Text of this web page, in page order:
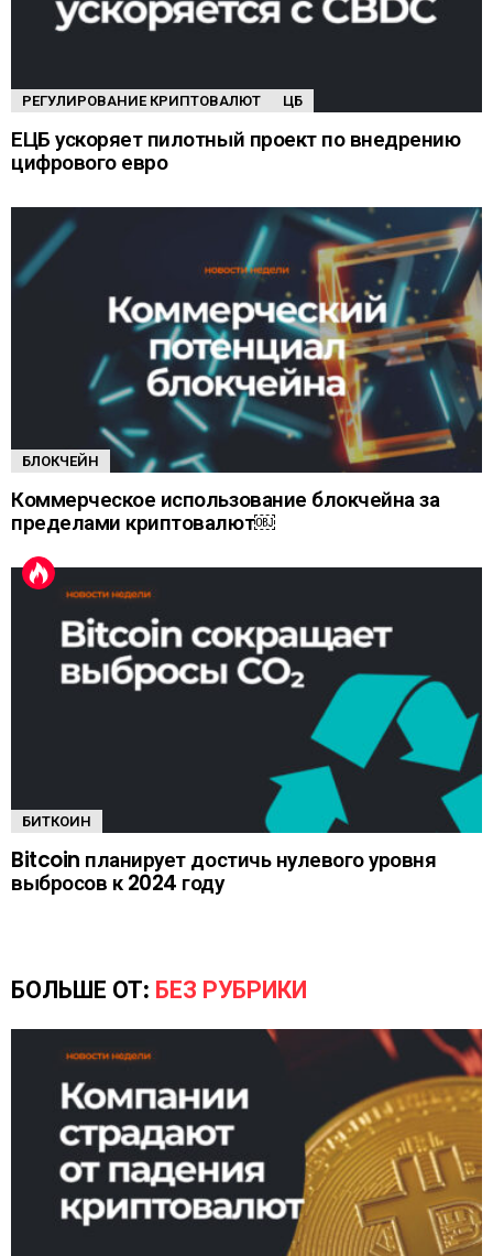
РЕГУЛИРОВАНИЕ КРИПТОВАЛЮТ ЦБ
ЕЦБ ускоряет пилотный проект по внедрению
цифрового евро
БЛОКЧЕЙН
Коммерческое использование блокчейна за
пределами криптовалют￼
БИТКОИН
Bitcoin планирует достичь нулевого уровня
выбросов к 2024 году
БОЛЬШЕ ОТ: БЕЗ РУБРИКИ